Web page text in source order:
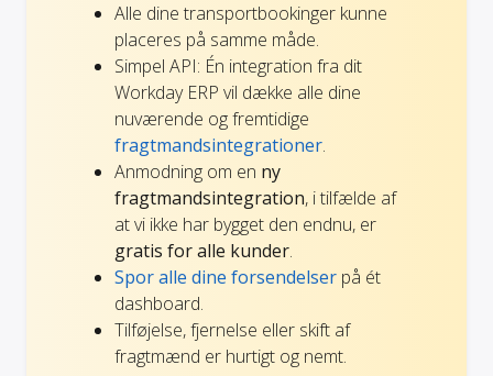
Alle dine transportbookinger kunne
placeres på samme måde.
Simpel API: Én integration fra dit
Workday ERP vil dække alle dine
nuværende og fremtidige
fragtmandsintegrationer.
Anmodning om en ny
fragtmandsintegration, i tilfælde af
at vi ikke har bygget den endnu, er
gratis for alle kunder.
Spor alle dine forsendelser på ét
dashboard.
Tilføjelse, fjernelse eller skift af
fragtmænd er hurtigt og nemt.